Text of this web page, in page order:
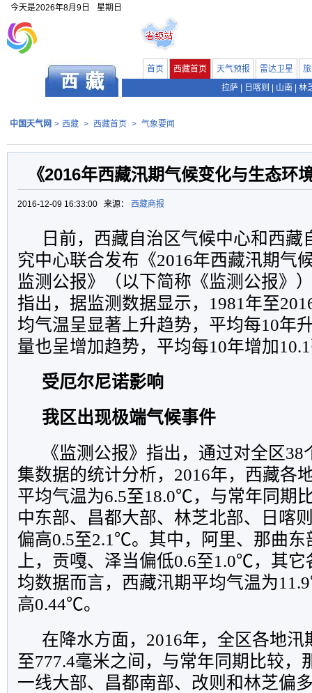
今天是2026年8月9日 星期日
首页 西藏首页 天气预报 雷达卫星
拉萨
日喀则 山南 林
中国天气网 > 西藏 > 西藏首页 > 气象要闻
《2016年西藏汛期气候变化与生态环
2016-12-09 16:33:00 来源： 西藏商报
日前，西藏自治区气候中心和西藏
究中心联合发布《2016年西藏汛期气
监测公报》（以下简称《监测公报》
指出，据监测数据显示，1981年至
均气温呈显著上升趋势，平均每10年
量也呈增加趋势，平均每10年增加
受厄尔尼诺影响
我区出现极端气候事件
《监测公报》指出，通过对全区
集数据的统计分析，2016年，西藏各
平均气温为6.5至18.0℃，与常年同期
中东部、昌都大部、林芝北部、日喀
偏高0.5至2.1℃。其中，阿里、那曲
上，贡嘎、泽当偏低0.6至1.0℃，其
均数据而言，西藏汛期平均气温为
高0.44℃。
在降水方面，2016年，全区各地汛
至777.4毫米之间，与常年同期比较，
一线大部、昌都南部、改则和林芝偏